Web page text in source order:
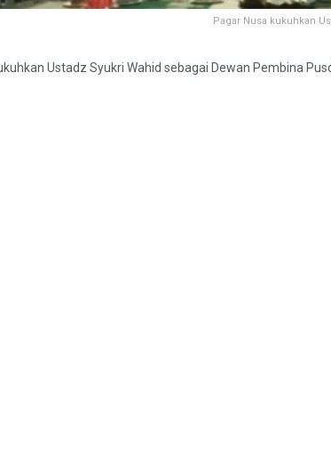
Pagar Nusa kukuhkan
Ustadz Syukri Wahid sebagai Dewan Pembina